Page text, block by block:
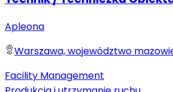
Apleona
Warszawa, województwo
Facility Management